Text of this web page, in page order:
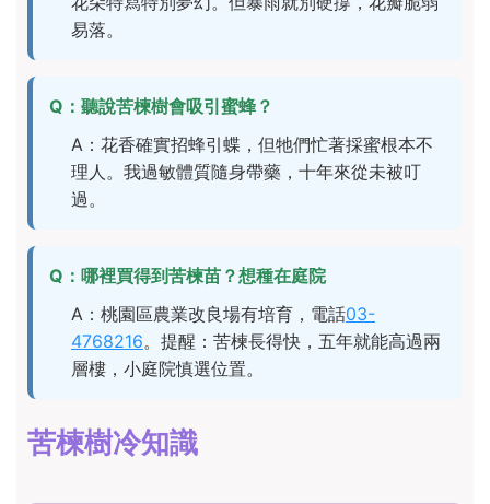
易落。
Q：聽說苦楝樹會吸引蜜蜂？
A：花香確實招蜂引蝶，但牠們忙著採蜜根本不
理人。我過敏體質隨身帶藥，十年來從未被叮
過。
Q：哪裡買得到苦楝苗？想種在庭院
A：桃園區農業改良場有培育，電話03-
4768216。提醒：苦楝長得快，五年就能高過兩
層樓，小庭院慎選位置。
苦楝樹冷知識